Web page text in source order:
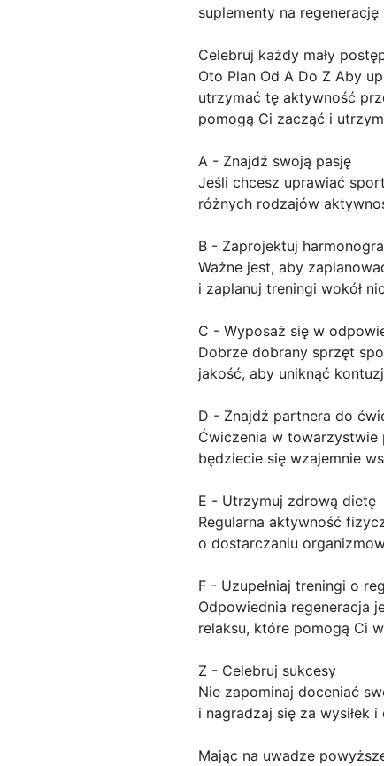
suplementy na regenerację
Celebruj każdy mały
Oto Plan Od A Do Z Aby
utrzymać tę aktywność
pomogą Ci zacząć i
A - Znajdź swoją pasję
Jeśli chcesz uprawiać
różnych rodzajów
B - Zaprojektuj
Ważne jest, aby
i zaplanuj treningi wokół
C - Wyposaż się w
Dobrze dobrany sprzęt
jakość, aby uniknąć
D - Znajdź partnera do
Ćwiczenia w towarzystwie
będziecie się wzajemnie
E - Utrzymuj zdrową dietę
Regularna aktywność
o dostarczaniu
F - Uzupełniaj treningi o
Odpowiednia regeneracja
relaksu, które pomogą Ci
Z - Celebruj sukcesy
Nie zapominaj doceniać
i nagradzaj się za wysiłek i
Mając na uwadze